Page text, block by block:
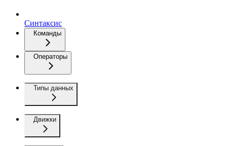
Синтаксис
Команды
Операторы
Типы данных
Движки